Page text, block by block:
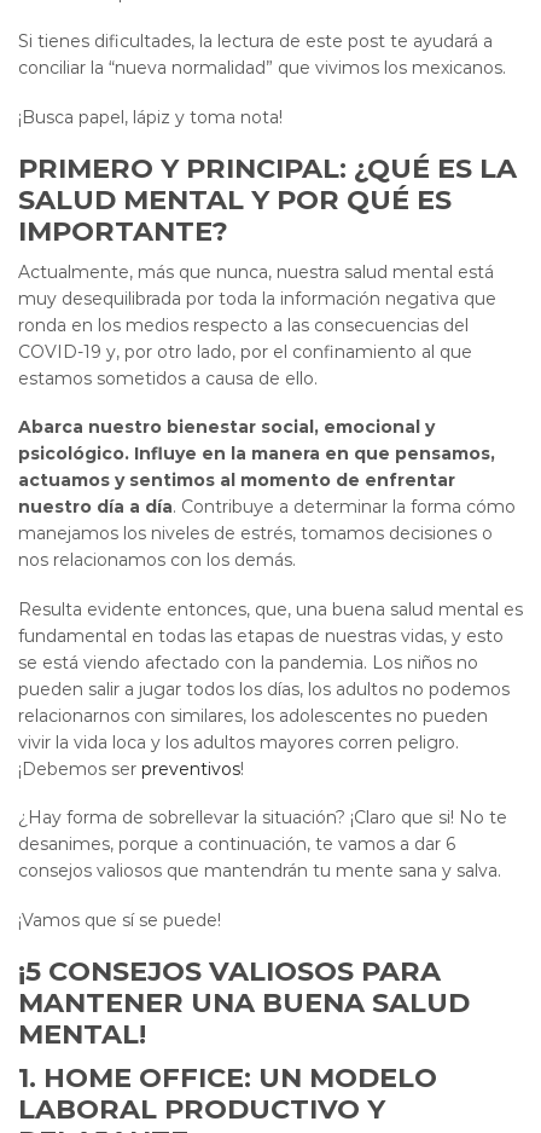
Si tienes dificultades, la lectura de este post te ayudará a
conciliar la “nueva normalidad” que vivimos los mexicanos.
¡Busca papel, lápiz y toma nota!
PRIMERO Y PRINCIPAL: ¿QUÉ ES LA
SALUD MENTAL Y POR QUÉ ES
IMPORTANTE?
Actualmente, más que nunca, nuestra salud mental está
muy desequilibrada por toda la información negativa que
ronda en los medios respecto a las consecuencias del
COVID-19 y, por otro lado, por el confinamiento al que
estamos sometidos a causa de ello.
Abarca nuestro bienestar social, emocional y
psicológico. Influye en la manera en que pensamos,
actuamos y sentimos al momento de enfrentar
nuestro día a día. Contribuye a determinar la forma cómo
manejamos los niveles de estrés, tomamos decisiones o
nos relacionamos con los demás.
Resulta evidente entonces, que, una buena salud mental es
fundamental en todas las etapas de nuestras vidas, y esto
se está viendo afectado con la pandemia. Los niños no
pueden salir a jugar todos los días, los adultos no podemos
relacionarnos con similares, los adolescentes no pueden
vivir la vida loca y los adultos mayores corren peligro.
¡Debemos ser preventivos!
¿Hay forma de sobrellevar la situación? ¡Claro que si! No te
desanimes, porque a continuación, te vamos a dar 6
consejos valiosos que mantendrán tu mente sana y salva.
¡Vamos que sí se puede!
¡5 CONSEJOS VALIOSOS PARA
MANTENER UNA BUENA SALUD
MENTAL!
1. HOME OFFICE: UN MODELO
LABORAL PRODUCTIVO Y